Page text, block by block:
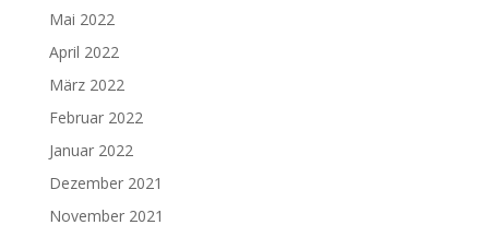
Mai 2022
April 2022
März 2022
Februar 2022
Januar 2022
Dezember 2021
November 2021